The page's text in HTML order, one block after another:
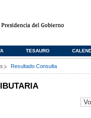
TESAURO
Resultado Consulta